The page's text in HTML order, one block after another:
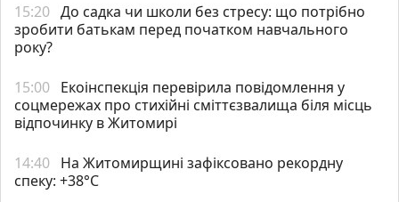
15:20 До садка чи школи без стресу: що потрібно
зробити батькам перед початком навчального
року?
15:00 Екоінспекція перевірила повідомлення у
соцмережах про стихійні сміттєзвалища біля місць
відпочинку в Житомирі
14:40 Н️а Житомирщині зафіксовано рекордну
спеку: +38°C